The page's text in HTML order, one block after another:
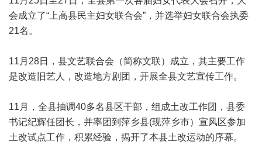
会成立了“上高县民主妇女联合会”，并选举妇女联合会执委
21名。
11月28日，县文艺联合会（简称文联）成立，其主要工作
是改造旧艺人，改造地方剧团，开展全县文艺宣传工作。
11月，全县抽调40多名县区干部，组成土改工作团，县委
书记纪辉任团长，并率团到萍乡县(现萍乡市）宣风区参加
土改试点工作，积累经验，揭开了本县土改运动的序幕。